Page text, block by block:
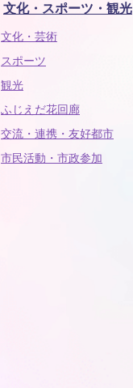
文化・スポーツ・観光
文化・芸術
スポーツ
観光
ふじえだ花回廊
交流・連携・友好都市
市民活動・市政参加